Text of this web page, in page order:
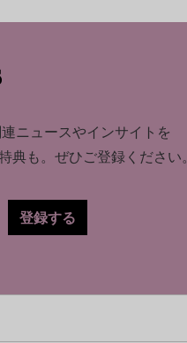
ニュースやインサイトを
典も。 ぜひご登録ください。
登録する